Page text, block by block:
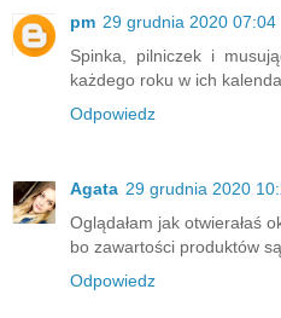
pm 29 grudnia 2020 07:04
Spinka, pilniczek i
każdego roku w ich
Odpowiedz
Agata 29 grudnia 2020
Oglądałam jak otwierałaś
bo zawartości produktów
Odpowiedz